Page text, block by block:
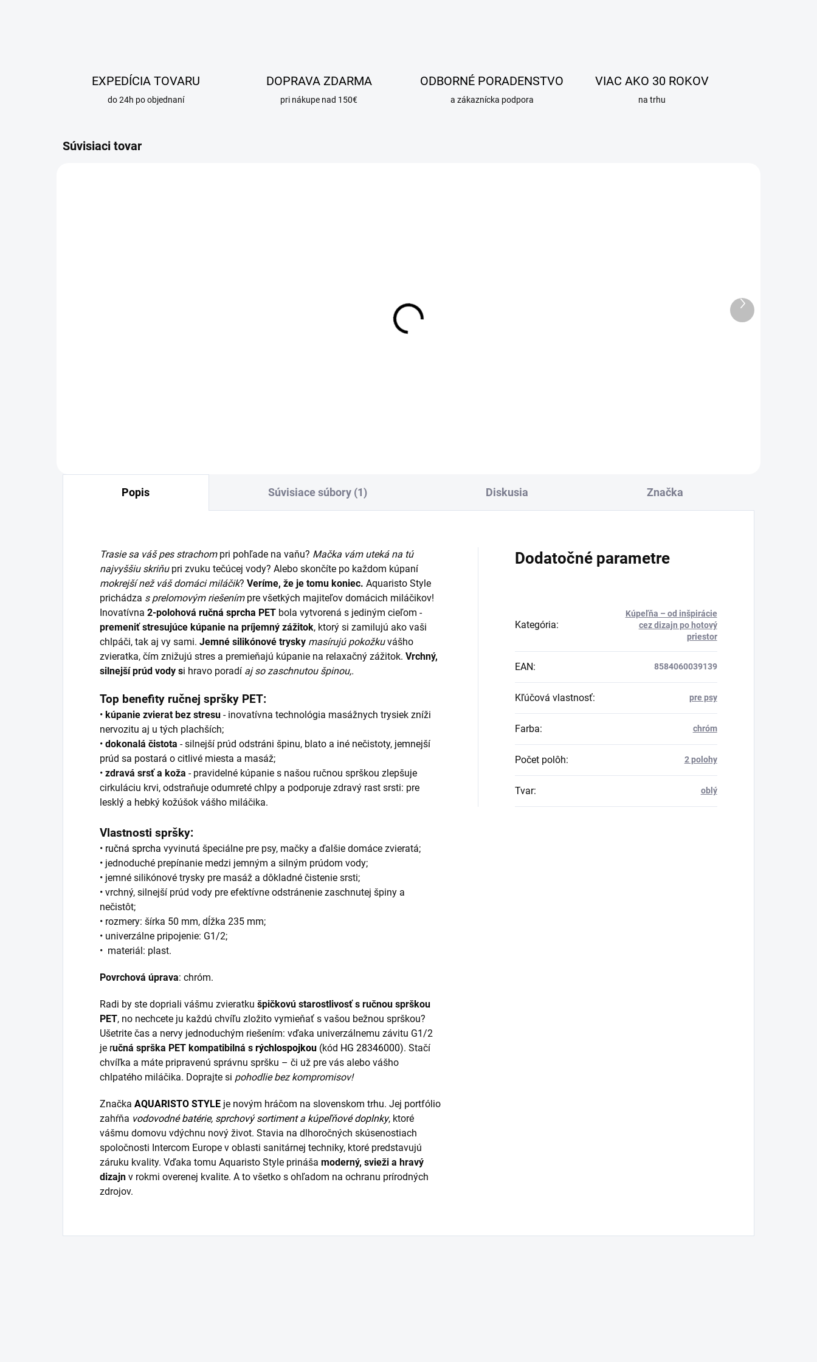
EXPEDÍCIA TOVARU
do 24h po objednaní
DOPRAVA ZDARMA
pri nákupe nad 150€
ODBORNÉ PORADENSTVO
a zákaznícka podpora
VIAC AKO 30 ROKOV
na trhu
Súvisiaci tovar
Ďalší
produkt
Popis Súvisiace súbory (1) Diskusia Značka
Trasie sa váš pes strachompri pohľade na vaňu? Mačka vám uteká na tú
najvyššiu skriňupri zvuku tečúcej vody? Alebo skončíte po každom kúpaní
mokrejší než váš domáci miláčik? Veríme, že je tomu koniec. Aquaristo Style
prichádza s prelomovým riešenímpre všetkých majiteľov domácich miláčikov!
Inovatívna 2-polohová ručná sprcha PET bola vytvorená s jediným cieľom -
premeniť stresujúce kúpanie na príjemný zážitok, ktorý si zamilujú ako vaši
chlpáči, tak aj vy sami. Jemné silikónové trysky masírujú pokožkuvášho
zvieratka, čím znižujú stres a premieňajú kúpanie na relaxačný zážitok. Vrchný,
silnejší prúd vody si hravo poradí aj so zaschnutou špinou,.
Top benefity ručnej spršky PET:
• kúpanie zvierat bez stresu - inovatívna technológia masážnych trysiek zníži
nervozitu aj u tých plachších;
• dokonalá čistota - silnejší prúd odstráni špinu, blato a iné nečistoty, jemnejší
prúd sa postará o citlivé miesta a masáž;
• zdravá srsť a koža - pravidelné kúpanie s našou ručnou sprškou zlepšuje
cirkuláciu krvi, odstraňuje odumreté chlpy a podporuje zdravý rast srsti: pre
lesklý a hebký kožúšok vášho miláčika.
Vlastnosti spršky:
• ručná sprcha vyvinutá špeciálne pre psy, mačky a ďalšie domáce zvieratá;
• jednoduché prepínanie medzi jemným a silným prúdom vody;
• jemné silikónové trysky pre masáž a dôkladné čistenie srsti;
• vrchný, silnejší prúd vody pre efektívne odstránenie zaschnutej špiny a
nečistôt;
• rozmery: šírka 50 mm, dĺžka 235 mm;
• univerzálne pripojenie: G1/2;
• materiál: plast.
Povrchová úprava: chróm.
Radi by ste dopriali vášmu zvieratku špičkovú starostlivosť s ručnou sprškou
PET, no nechcete ju každú chvíľu zložito vymieňať s vašou bežnou sprškou?
Ušetrite čas a nervy jednoduchým riešením: vďaka univerzálnemu závitu G1/2
je ručná sprška PET kompatibilná s rýchlospojkou (kód HG 28346000). Stačí
chvíľka a máte pripravenú správnu spršku – či už pre vás alebo vášho
chlpatého miláčika. Doprajte si pohodlie bez kompromisov!
Značka AQUARISTO STYLE je novým hráčom na slovenskom trhu. Jej portfólio
zahŕňa vodovodné batérie, sprchový sortimenta kúpeľňové doplnky, ktoré
vášmu domovu vdýchnu nový život. Stavia na dlhoročných skúsenostiach
spoločnosti Intercom Europe v oblasti sanitárnej techniky, ktoré predstavujú
záruku kvality. Vďaka tomu Aquaristo Style prináša moderný, svieži a hravý
dizajn v rokmi overenej kvalite. A to všetko s ohľadom na ochranu prírodných
zdrojov.
Dodatočné parametre
Kategória:
Kúpeľňa – od inšpirácie
cez dizajn po hotový
priestor
EAN: 8584060039139
Kľúčová vlastnosť: pre psy
Farba: chróm
Počet polôh: 2 polohy
Tvar: oblý